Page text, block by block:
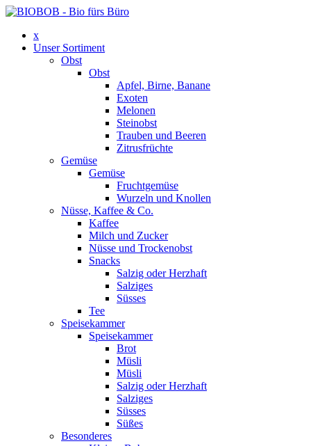
x
Unser Sortiment
Obst
Obst
Apfel, Birne, Banane
Exoten
Melonen
Steinobst
Trauben und Beeren
Zitrusfrüchte
Gemüse
Gemüse
Fruchtgemüse
Wurzeln und Knollen
Nüsse, Kaffee & Co.
Kaffee
Milch und Zucker
Nüsse und Trockenobst
Snacks
Salzig oder Herzhaft
Salziges
Süsses
Tee
Speisekammer
Speisekammer
Brot
Müsli
Müsli
Salzig oder Herzhaft
Salziges
Süsses
Süßes
Besonderes